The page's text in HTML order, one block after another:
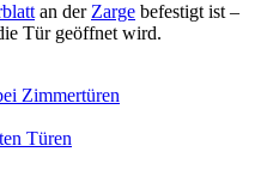
an der Zarge befestigt ist –
Tür geöffnet wird.
Zimmertüren
Türen